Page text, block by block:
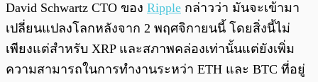
David Schwartz CTO ของ Ripple กล่าวว่า มันจะเข้ามา
เปลี่ยนแปลงโลกหลังจาก 2 พฤศจิกายนนี้ โดยสิ่งนี้ไม่
เพียงแต่สำหรับ XRP และสภาพคล่องเท่านั้นแต่ยังเพิ่ม
ความสามารถในการทำงานระหว่า ETH และ BTC ที่อยู่